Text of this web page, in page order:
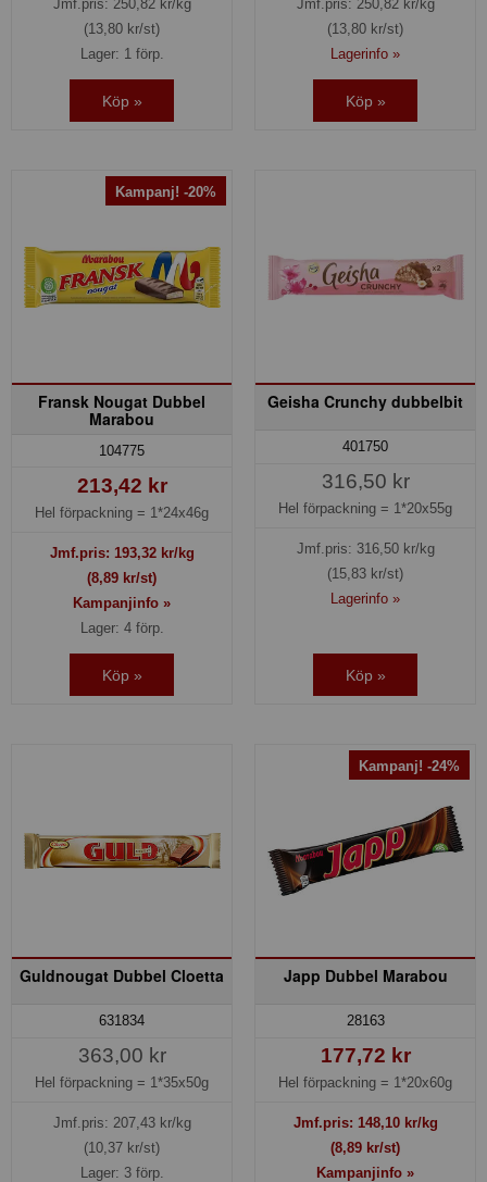
Jmf.pris: 250,82kr/kg
(13,80 kr/st)
Lager: 1 förp.
Köp »
Jmf.pris: 250,82kr/kg
(13,80 kr/st)
Lagerinfo »
Köp »
Kampanj! -20%
Fransk Nougat Dubbel
Marabou
104775
213,42 kr
Hel förpackning = 1*24x46g
Jmf.pris: 193,32kr/kg
(8,89 kr/st)
Kampanjinfo »
Lager: 4 förp.
Köp »
Geisha Crunchy dubbelbit
401750
316,50 kr
Hel förpackning = 1*20x55g
Jmf.pris: 316,50kr/kg
(15,83 kr/st)
Lagerinfo »
Köp »
Guldnougat Dubbel Cloetta
631834
363,00 kr
Hel förpackning = 1*35x50g
Jmf.pris: 207,43kr/kg
(10,37 kr/st)
Lager: 3 förp.
Kampanj! -24%
Japp Dubbel Marabou
28163
177,72 kr
Hel förpackning = 1*20x60g
Jmf.pris: 148,10kr/kg
(8,89 kr/st)
Kampanjinfo »